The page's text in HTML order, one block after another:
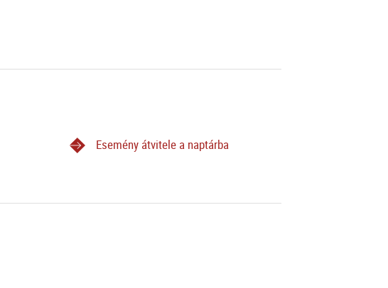
Esemény átvitele a naptárba